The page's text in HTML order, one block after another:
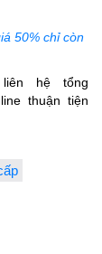
50% chỉ còn
hệ tổng
thuận tiện